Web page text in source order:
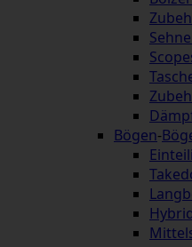
Bögen-